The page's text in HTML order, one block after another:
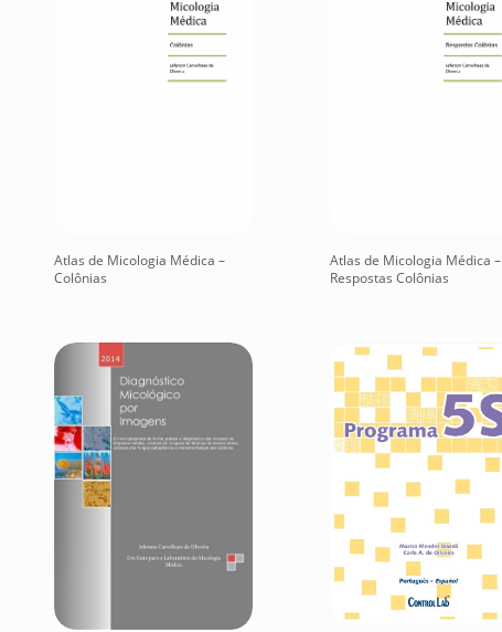
Atlas de Micologia Médica –
Colônias
Atlas de Micologia Médica –
Respostas Colônias